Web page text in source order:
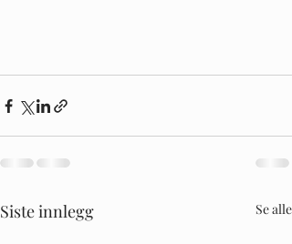
Siste innlegg Se alle